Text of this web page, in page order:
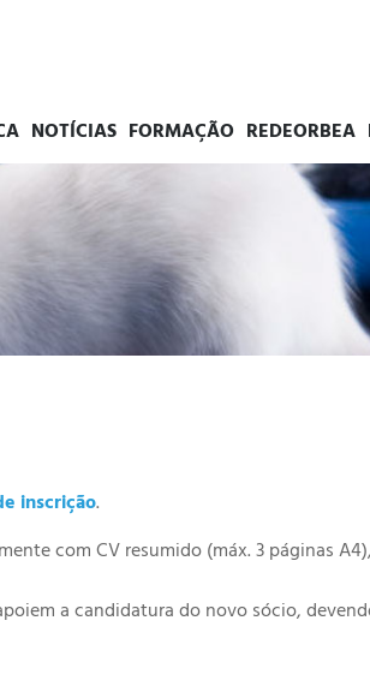
NOTÍCIAS FORMAÇÃO REDEORBEA
inscrição.
com CV resumido (máx. 3 páginas
a candidatura do novo sócio,